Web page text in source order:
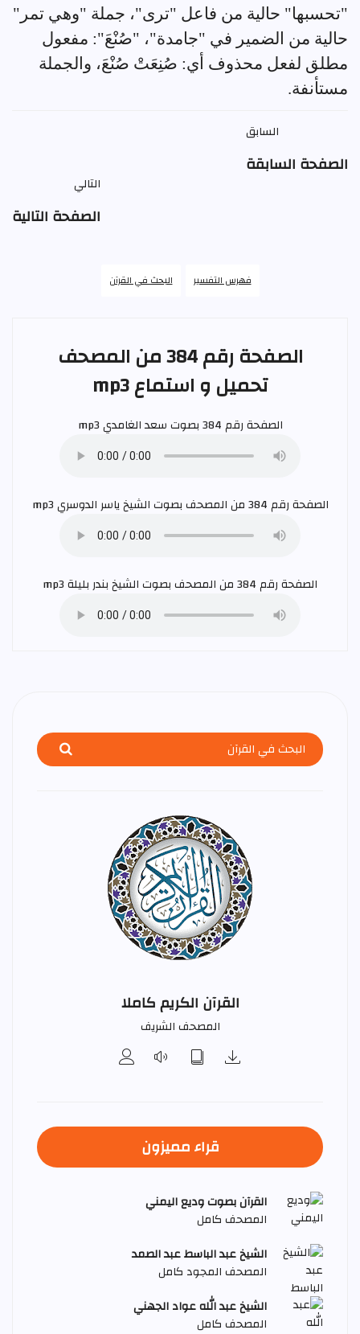
"تحسبها" حالية من فاعل "ترى"، جملة "وهي تمر"
حالية من الضمير في "جامدة"، "صُنْعَ": مفعول
مطلق لفعل محذوف أي: صُنِعَتْ صُنْعَ، والجملة
مستأنفة.
السابق
الصفحة السابقة
التالي
الصفحة التالية
فهرس التفسير البحث في القرآن
الصفحة رقم 384 من المصحف
تحميل و استماع mp3
الصفحة رقم 384 بصوت سعد الغامديmp3
الصفحة رقم 384 من المصحف بصوت الشيخ ياسر الدوسريmp3
الصفحة رقم 384 من المصحف بصوت الشيخ بندر بليلة
القرآن الكريم كاملا
المصحف الشريف
قراء مميزون
القرآن بصوت وديع اليمني
المصحف كامل
الشيخ عبد الباسط عبد الصمد
المصحف المجود كامل
الشيخ عبد الله عواد الجهني
المصحف كامل